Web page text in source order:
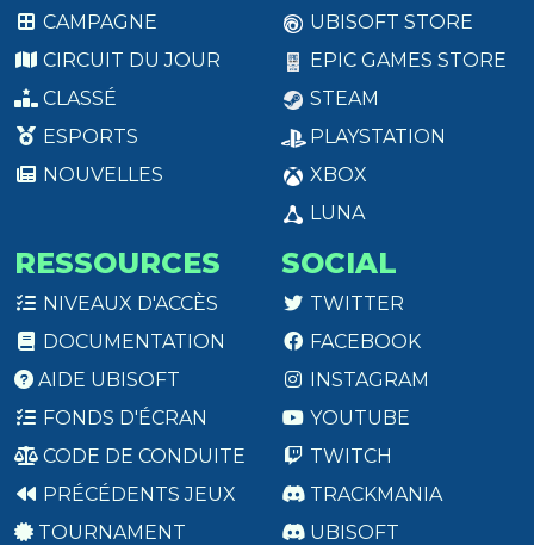
CAMPAGNE
CIRCUIT DU JOUR
CLASSÉ
ESPORTS
NOUVELLES
UBISOFT STORE
EPIC GAMES STORE
STEAM
PLAYSTATION
XBOX
LUNA
RESSOURCES
NIVEAUX D'ACCÈS
DOCUMENTATION
AIDE UBISOFT
FONDS D'ÉCRAN
CODE DE CONDUITE
PRÉCÉDENTS JEUX
TOURNAMENT
SOCIAL
TWITTER
FACEBOOK
INSTAGRAM
YOUTUBE
TWITCH
TRACKMANIA
UBISOFT